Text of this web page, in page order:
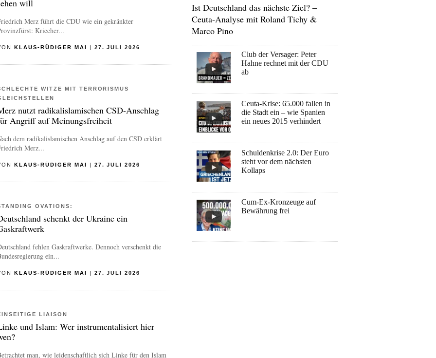
will
Merz führt die CDU wie ein gekränkter
Kriecher...
KLAUS-RÜDIGER MAI | 27. JULI 2026
WITZE MIT TERRORISMUS
nutzt radikalislamischen CSD-Anschlag
Angriff auf Meinungsfreiheit
dem radikalislamischen Anschlag auf den CSD erklärt
Merz...
KLAUS-RÜDIGER MAI | 27. JULI 2026
OVATIONS:
schenkt der Ukraine ein
fehlen Gaskraftwerke. Dennoch verschenkt die
ein...
KLAUS-RÜDIGER MAI | 27. JULI 2026
LIAISON
und Islam: Wer instrumentalisiert hier
man, wie leidenschaftlich sich Linke für den Islam
Ist Deutschland das nächste Ziel? –
Ceuta-Analyse mit Roland Tichy &
Marco Pino
Club der Versager: Peter
Hahne rechnet mit der CDU
ab
Ceuta-Krise: 65.000 fallen in
die Stadt ein – wie Spanien
ein neues 2015 verhindert
Schuldenkrise 2.0: Der Euro
steht vor dem nächsten
Kollaps
Cum-Ex-Kronzeuge auf
Bewährung frei